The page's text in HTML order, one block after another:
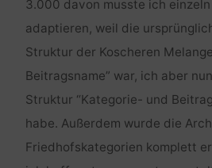
3.000 davon musste ich
adaptieren, weil die
Struktur der Koscheren
Beitragsname” war, ich aber
Struktur “Kategorie- und
habe. Außerdem wurde die
Friedhofskategorien komplett